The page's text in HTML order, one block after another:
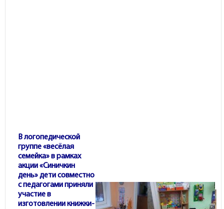
В логопедической
группе «весёлая
семейка» в рамках
акции «Синичкин
день» дети совместно
с педагогами приняли
участие в
изготовлении книжки-